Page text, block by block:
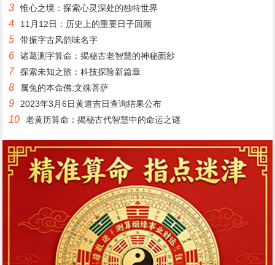
3 惟心之境：探索心灵深处的独特世界
4 11月12日：历史上的重要日子回顾
5 带振字古风韵味名字
6 诸葛测字算命：揭秘古老智慧的神秘面纱
7 探索未知之旅：科技探险新篇章
8 属兔的本命佛:文殊菩萨
9 2023年3月6日黄道吉日查询结果公布
10 老黄历算命：揭秘古代智慧中的命运之谜